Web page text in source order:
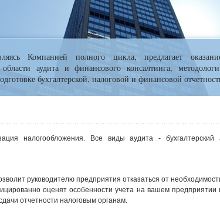
Компанией полного цикла, предлагает
аудита и финансового консалтинга,
бухгалтерской, налоговой и финансовой
налогообложения. Все виды аудита - бухгалтерский
руководителю предприятия отказаться от
оценят особенности учета на вашем предприятии
отчетности налоговым органам.